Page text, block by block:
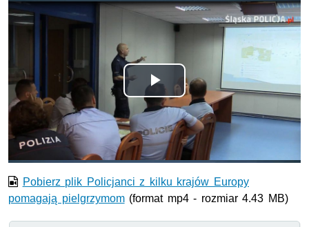
Odtwórz
wideo
Pobierz plik Policjanci z kilku krajów Europy
pomagają pielgrzymom(format mp4 - rozmiar 4.43 MB)